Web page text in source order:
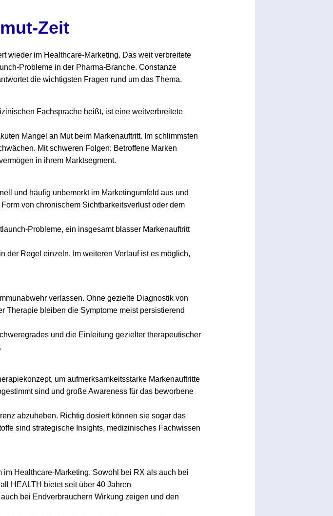
Zeit
wieder im Healthcare-Marketing. Das weit verbreitete
Probleme in der Pharma-Branche. Constanze
die wichtigsten Fragen rund um das Thema.
Fachsprache heißt, ist eine weitverbreitete
Mangel an Mut beim Markenauftritt. Im schlimmsten
Mit schweren Folgen: Betroffene Marken
in ihrem Marktsegment.
und häufig unbemerkt im Marketingumfeld aus und
von chronischem Sichtbarkeitsverlust oder dem
Probleme, ein insgesamt blasser Markenauftritt
der Regel einzeln. Im weiteren Verlauf ist es möglich,
verlassen. Ohne gezielte Diagnostik von
Therapie bleiben die Symptome meist persistierend
und die Einleitung gezielter therapeutischer
um aufmerksamkeitsstarke Markenauftritte
sind und große Awareness für das beworbene
abzuheben. Richtig dosiert können sie sogar das
sind strategische Insights, medizinisches Fachwissen
Healthcare-Marketing. Sowohl bei RX als auch bei
HEALTH bietet seit über 40 Jahren
bei Endverbrauchern Wirkung zeigen und den